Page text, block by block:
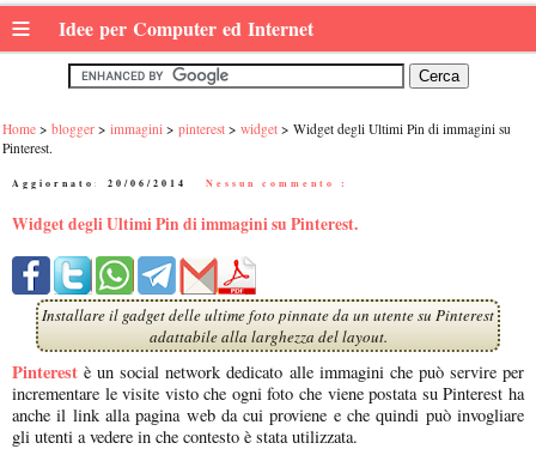
≡ Idee per Computer ed Internet
Home blogger immagini pinterest widget
Widget degli Ultimi Pin di immagini su
Pinterest.
Aggiornato: 20/06/2014 Nessun commento :
Widget degli Ultimi Pin di immagini su Pinterest.
Installare il gadget delle ultime foto pinnate da un utente su Pinterest
adattabile alla larghezza del layout.
Pinterest è un social network dedicato alle immagini che può servire per
incrementare le visite visto che ogni foto che viene postata su Pinterest ha
anche il link alla pagina web da cui proviene e che quindi può invogliare
gli utenti a vedere in che contesto è stata utilizzata.